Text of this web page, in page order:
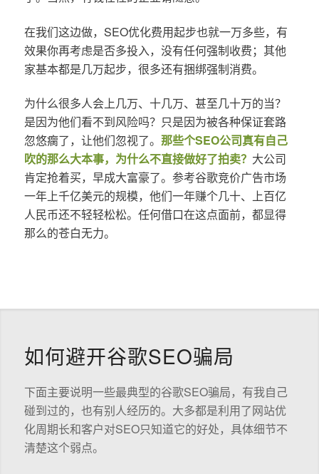
在我们这边做，SEO优化费用起步也就一万多些，有
效果你再考虑是否多投入，没有任何强制收费；其他
家基本都是几万起步，很多还有捆绑强制消费。
为什么很多人会上几万、十几万、甚至几十万的当？
是因为他们看不到风险吗？只是因为被各种保证套路
忽悠瘸了，让他们忽视了。 那些个SEO公司真有自己
吹的那么大本事，为什么不直接做好了拍卖？ 大公司
肯定抢着买，早成大富豪了。参考谷歌竞价广告市场
一年上千亿美元的规模，他们一年赚个几十、上百亿
人民币还不轻轻松松。任何借口在这点面前，都显得
那么的苍白无力。
如何避开谷歌SEO骗局
下面主要说明一些最典型的谷歌SEO骗局，有我自己
碰到过的，也有别人经历的。大多都是利用了网站优
化周期长和客户对SEO只知道它的好处，具体细节不
清楚这个弱点。